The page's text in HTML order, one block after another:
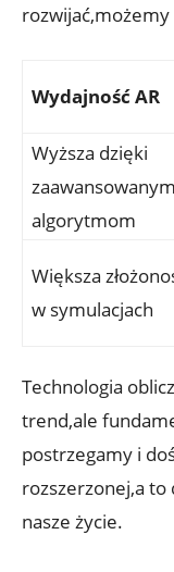
Wydajność AR
Wyższa dzięki
zaawansowanym
algorytmom
Większa
w symulacjach
Technologia
trend,ale
postrzegamy i
rozszerzonej,a to
nasze życie.